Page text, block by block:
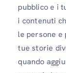
pubblico e i
i contenuti
le persone e
tue storie
quando